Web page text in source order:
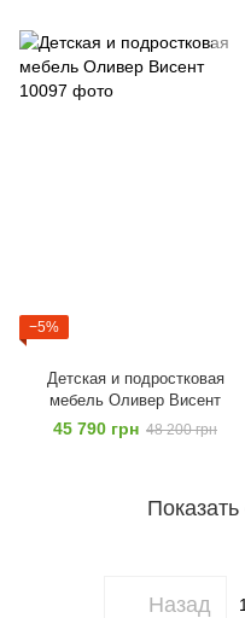
−5%
Детская и подростковая
мебель Оливер Висент
45 790 грн 48 200 грн
Назад